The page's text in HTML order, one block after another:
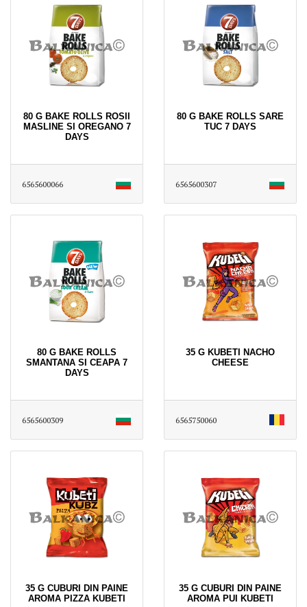
80 G BAKE ROLLS ROSII
MASLINE SI OREGANO 7
DAYS
6565600066
80 G BAKE ROLLS SARE
TUC 7 DAYS
6565600307
80 G BAKE ROLLS
SMANTANA SI CEAPA 7
DAYS
6565600309
35 G KUBETI NACHO
CHEESE
6565750060
35 G CUBURI DIN PAINE
AROMA PIZZA KUBETI
35 G CUBURI DIN PAINE
AROMA PUI KUBETI